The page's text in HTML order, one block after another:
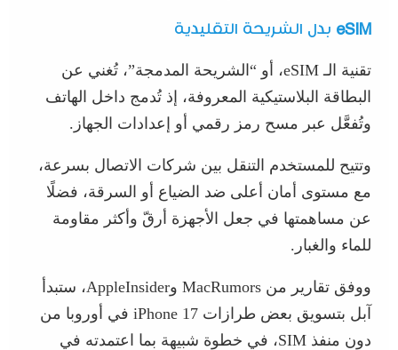
eSIM بدل الشريحة التقليدية
تقنية الـ eSIM، أو “الشريحة المدمجة”، تُغني عن
البطاقة البلاستيكية المعروفة، إذ تُدمج داخل الهاتف
وتُفعَّل عبر مسح رمز رقمي أو إعدادات الجهاز.
وتتيح للمستخدم التنقل بين شركات الاتصال بسرعة،
مع مستوى أمان أعلى ضد الضياع أو السرقة، فضلًا
عن مساهمتها في جعل الأجهزة أرقّ وأكثر مقاومة
للماء والغبار.
ووفق تقارير من MacRumors وAppleInsider، ستبدأ
آبل بتسويق بعض طرازات iPhone 17 في أوروبا من
دون منفذ SIM، في خطوة شبيهة بما اعتمدته في